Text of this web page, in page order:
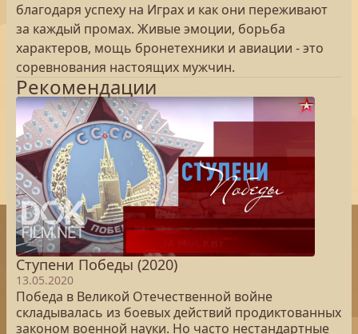
благодаря успеху на Играх и как они переживают
за каждый промах. Живые эмоции, борьба
характеров, мощь бронетехники и авиации - это
соревнования настоящих мужчин.
Рекомендации
Ступени Победы (2020)
13.05.2020
Победа в Великой Отечественной войне
складывалась из боевых действий продиктованных
законом военной науки. Но часто нестандартные